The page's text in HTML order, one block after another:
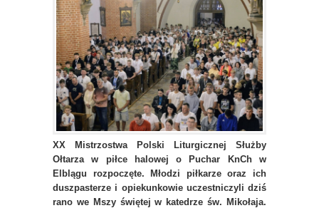
XX Mistrzostwa Polski Liturgicznej Służby
Ołtarza w piłce halowej o Puchar KnCh w
Elblągu rozpoczęte. Młodzi piłkarze oraz ich
duszpasterze i opiekunkowie uczestniczyli dziś
rano we Mszy świętej w katedrze św. Mikołaja.